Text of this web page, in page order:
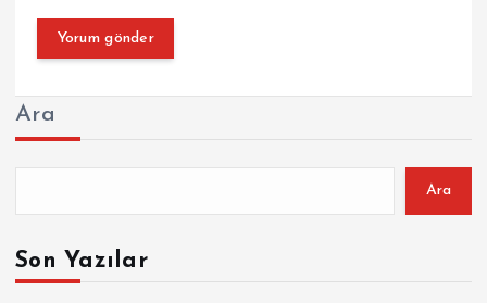
Ara
Ara
Son Yazılar